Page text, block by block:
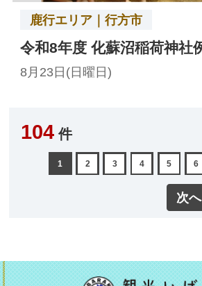
鹿行エリア｜行方市
令和8年度 化蘇沼稲荷神社
8月23日(日曜日)
104 件
1 2 3 4 5 6
次へ